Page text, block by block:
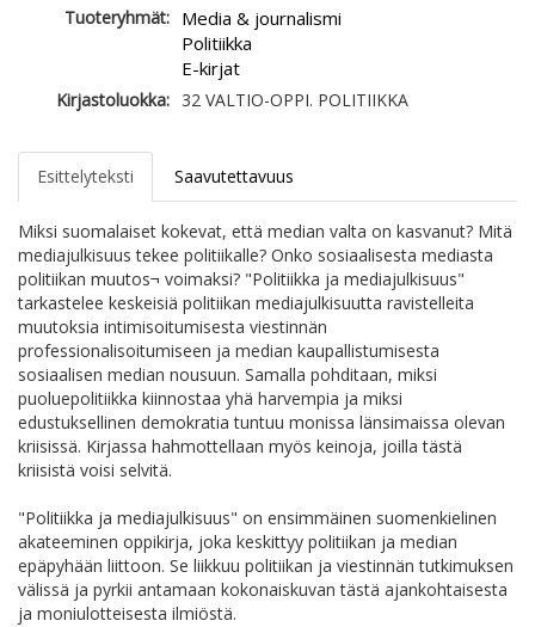
Tuoteryhmät: Media & journalismi
Politiikka
E-kirjat
Kirjastoluokka: 32 VALTIO-OPPI. POLITIIKKA
Esittelyteksti Saavutettavuus
Miksi suomalaiset kokevat, että median valta on kasvanut? Mitä
mediajulkisuus tekee politiikalle? Onko sosiaalisesta mediasta
politiikan muutos¬ voimaksi? "Politiikka ja mediajulkisuus"
tarkastelee keskeisiä politiikan mediajulkisuutta ravistelleita
muutoksia intimisoitumisesta viestinnän
professionalisoitumiseen ja median kaupallistumisesta
sosiaalisen median nousuun. Samalla pohditaan, miksi
puoluepolitiikka kiinnostaa yhä harvempia ja miksi
edustuksellinen demokratia tuntuu monissa länsimaissa olevan
kriisissä. Kirjassa hahmottellaan myös keinoja, joilla tästä
kriisistä voisi selvitä.
"Politiikka ja mediajulkisuus" on ensimmäinen suomenkielinen
akateeminen oppikirja, joka keskittyy politiikan ja median
epäpyhään liittoon. Se liikkuu politiikan ja viestinnän tutkimuksen
välissä ja pyrkii antamaan kokonaiskuvan tästä ajankohtaisesta
ja moniulotteisesta ilmiöstä.